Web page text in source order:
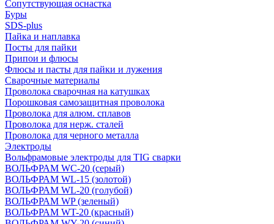
Сопутствующая оснастка
Буры
SDS-plus
Пайка и наплавка
Посты для пайки
Припои и флюсы
Флюсы и пасты для пайки и лужения
Сварочные материалы
Проволока сварочная на катушках
Порошковая самозащитная проволока
Проволока для алюм. сплавов
Проволока для нерж. сталей
Проволока для черного металла
Электроды
Вольфрамовые электроды для TIG сварки
ВОЛЬФРАМ WC-20 (серый)
ВОЛЬФРАМ WL-15 (золотой)
ВОЛЬФРАМ WL-20 (голубой)
ВОЛЬФРАМ WP (зеленый)
ВОЛЬФРАМ WT-20 (красный)